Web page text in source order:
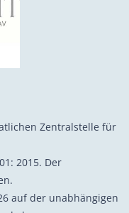
Zentralstelle für
2015. Der
auf der unabhängigen